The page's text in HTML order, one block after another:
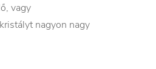
vagy
nagyon nagy